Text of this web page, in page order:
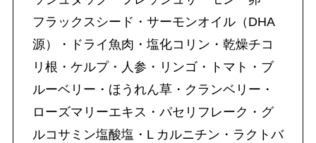
フラックスシード・サーモンオイル（DHA
源）・ドライ魚肉・塩化コリン・乾燥チコ
リ根・ケルプ・人参・リンゴ・トマト・ブ
ルーベリー・ほうれん草・クランベリー・
ローズマリーエキス・パセリフレーク・グ
ルコサミン塩酸塩・L カルニチン・ラクトバ